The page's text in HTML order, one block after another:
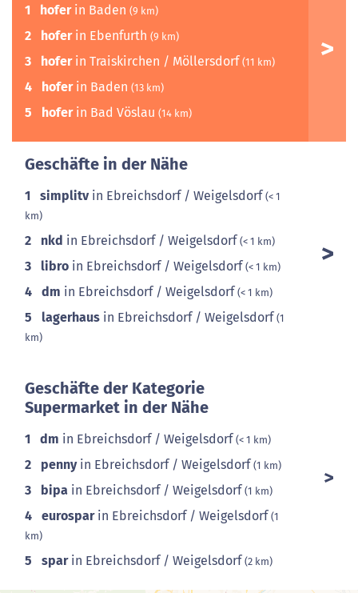
1 hoferin Baden (9 km)
2 hoferin Ebenfurth (9 km)
3 hoferin Traiskirchen / Möllersdorf (11 km)
4 hoferin Baden (13 km)
5 hoferin Bad Vöslau (14 km)
Geschäfte in der Nähe
1 simplitvin Ebreichsdorf / Weigelsdorf(< 1
km)
2 nkd in Ebreichsdorf / Weigelsdorf(< 1 km)
3 libro in Ebreichsdorf / Weigelsdorf(< 1 km)
4 dm in Ebreichsdorf / Weigelsdorf(< 1 km)
5 lagerhaus in Ebreichsdorf / Weigelsdorf(1
km)
Geschäfte der Kategorie
Supermarket in der Nähe
1 dm in Ebreichsdorf / Weigelsdorf(< 1 km)
2 pennyin Ebreichsdorf / Weigelsdorf(1 km)
3 bipa in Ebreichsdorf / Weigelsdorf(1 km)
4 eurosparin Ebreichsdorf / Weigelsdorf(1
km)
5 sparin Ebreichsdorf / Weigelsdorf(2 km)